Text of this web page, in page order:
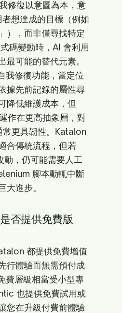
修復以意圖為本，意
想達成的目標（例如
），而非僅尋找特定
碼變動時，AI 會利用
最可能的替代元素。
我修復功能，當定位
據先前記錄的屬性尋
降低維護成本，但
作在更高抽象層，對
常更具韌性。Katalon
合傳統流程，但若
動，仍可能需要人工
腳本動輒中斷
大進步。
否提供免費版
都提供免費增值
行體驗而無需預付成
費層級相當受小型專
也提供免費試用或
您在升級付費前體驗